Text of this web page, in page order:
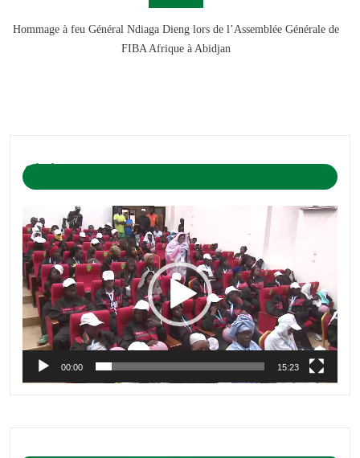
Hommage à feu Général Ndiaga Dieng lors de l’Assemblée Générale de
FIBA Afrique à Abidjan
CÉRÉMONIE D’OUVERTURE DU CAMP DE BASKET-BALL
Lecteur
vidéo
00:00 15:23